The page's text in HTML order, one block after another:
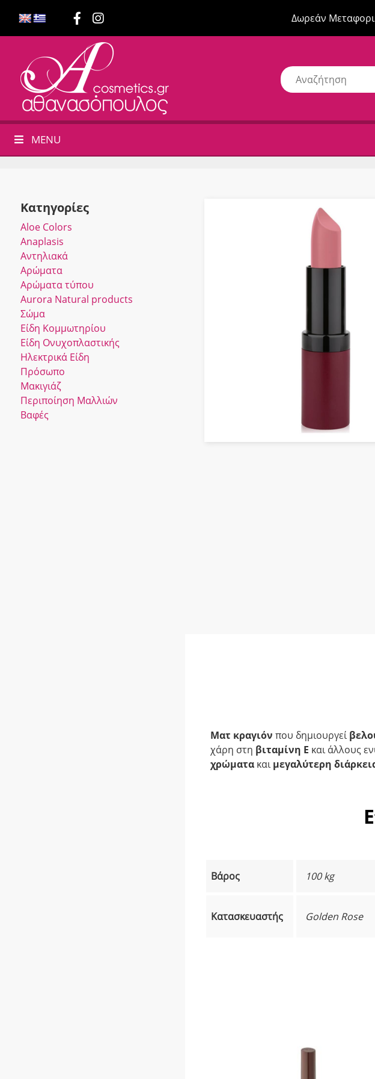
Δωρεάν
MENU
Κατηγορίες
Αloe Colors
Anaplasis
Αντηλιακά
Αρώματα
Αρώματα τύπου
Αurora Νatural products
Σώμα
Είδη Κομμωτηρίου
Είδη Ονυχοπλαστικής
Ηλεκτρικά Είδη
Πρόσωπο
Μακιγιάζ
Περιποίηση Μαλλιών
Βαφές
Ματ κραγιόν που δημιουργεί
χάρη στη βιταμίνη Ε και άλλους
χρώματα καιμεγαλύτερη
Βάρος 100 kg
Κατασκευαστής Golden Rose